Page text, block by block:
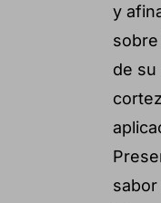
y
de su